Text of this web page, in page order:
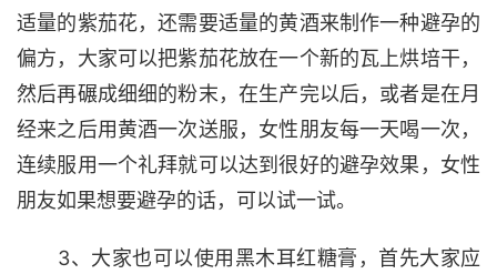
适量的紫茄花，还需要适量的黄酒来制作一种避孕的
偏方，大家可以把紫茄花放在一个新的瓦上烘培干，
然后再碾成细细的粉末，在生产完以后，或者是在月
经来之后用黄酒一次送服，女性朋友每一天喝一次，
连续服用一个礼拜就可以达到很好的避孕效果，女性
朋友如果想要避孕的话，可以试一试。
3、大家也可以使用黑木耳红糖膏，首先大家应